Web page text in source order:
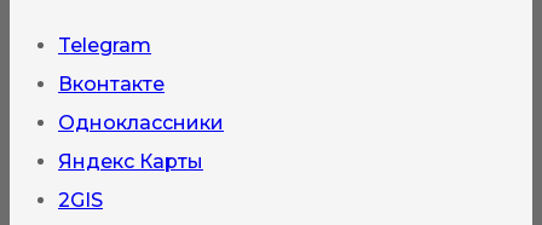
Telegram
Вконтакте
Одноклассники
Яндекс Карты
2GIS